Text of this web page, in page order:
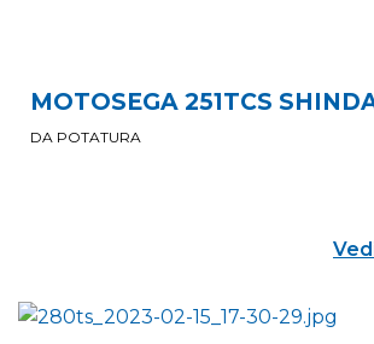
MOTOSEGA 251TCS
DA POTATURA